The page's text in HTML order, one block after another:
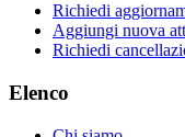
Richiedi
Aggiungi nuova
Richiedi
Elenco